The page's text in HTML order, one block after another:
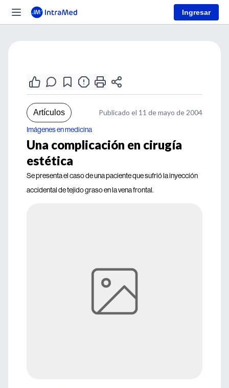
Ingresar
Artículos Publicado el 11 de mayo de 2004
Imágenes en medicina
Una complicación en cirugía
estética
Se presenta el caso de una paciente que sufrió la inyección
accidental de tejido graso en la vena frontal.